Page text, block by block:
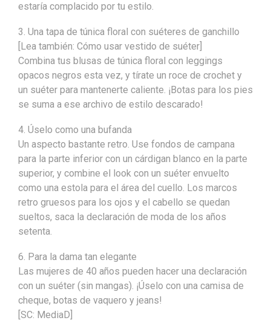
estaría complacido por tu estilo.
3. Una tapa de túnica floral con suéteres de ganchillo
[Lea también: Cómo usar vestido de suéter]
Combina tus blusas de túnica floral con leggings
opacos negros esta vez, y tírate un roce de crochet y
un suéter para mantenerte caliente. ¡Botas para los pies
se suma a ese archivo de estilo descarado!
4. Úselo como una bufanda
Un aspecto bastante retro. Use fondos de campana
para la parte inferior con un cárdigan blanco en la parte
superior, y combine el look con un suéter envuelto
como una estola para el área del cuello. Los marcos
retro gruesos para los ojos y el cabello se quedan
sueltos, saca la declaración de moda de los años
setenta.
6. Para la dama tan elegante
Las mujeres de 40 años pueden hacer una declaración
con un suéter (sin mangas). ¡Úselo con una camisa de
cheque, botas de vaquero y jeans!
[SC: MediaD]